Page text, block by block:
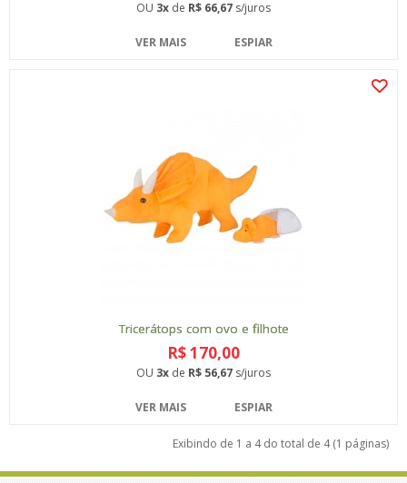
OU 3x de R$ 66,67 s/juros
VER MAIS ESPIAR
Tricerátops com ovo e filhote
R$ 170,00
OU 3x de R$ 56,67 s/juros
VER MAIS ESPIAR
Exibindo de 1 a 4 do total de 4 (1 páginas)